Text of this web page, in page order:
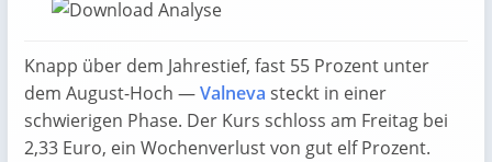
Knapp über dem Jahrestief, fast 55 Prozent unter
dem August-Hoch —Valneva steckt in einer
schwierigen Phase. Der Kurs schloss am Freitag bei
2,33 Euro, ein Wochenverlust von gut elf Prozent.